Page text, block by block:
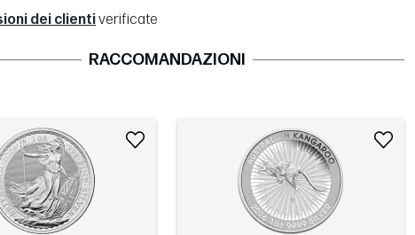
dei clientiverificate
RACCOMANDAZIONI